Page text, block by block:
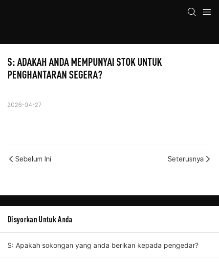
S: ADAKAH ANDA MEMPUNYAI STOK UNTUK
PENGHANTARAN SEGERA?
2026-04-27
Sebelum Ini Seterusnya
Disyorkan Untuk Anda
S: Apakah sokongan yang anda berikan kepada pengedar?